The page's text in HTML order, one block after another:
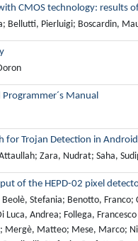
CMOS technology: results
Bellutti, Pierluigi; Boscardin,
Programmer´s Manual
for Trojan Detection in
Zara, Nudrat; Saha,
of the HEPD-02 pixel
Stefania; Benotto,
Luca, Andrea; Follega,
Matteo; Mese, Marco;